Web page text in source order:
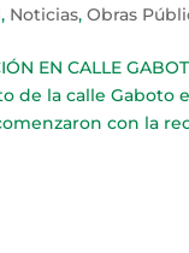
, Noticias,Obras
EN CALLE
de la calle Gaboto
con la